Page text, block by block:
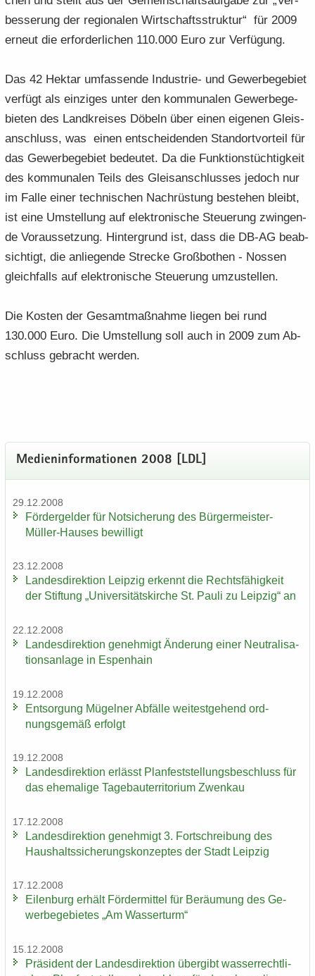
bes­se­rung der re­gio­na­len Wirt­schafts­struk­tur“ für 2009
er­neut die er­for­der­li­chen 110.000 Euro zur Ver­fü­gung.
Das 42 Hekt­ar um­fas­sen­de Industrie-​ und Ge­wer­be­ge­biet
ver­fügt als ein­zi­ges unter den kom­mu­na­len Ge­wer­be­ge­
bie­ten des Land­krei­ses Dö­beln über einen ei­ge­nen Gleis­
an­schluss, was einen ent­schei­den­den Stand­ort­vor­teil für
das Ge­wer­be­ge­biet be­deu­tet. Da die Funk­ti­ons­tüch­tig­keit
des kom­mu­na­len Teils des Gleis­an­schlus­ses je­doch nur
im Falle einer tech­ni­schen Nach­rüs­tung be­stehen bleibt,
ist eine Um­stel­lung auf elek­tro­ni­sche Steue­rung zwin­gen­
de Vor­aus­set­zung. Hin­ter­grund ist, dass die DB-AG be­ab­
sich­tigt, die an­lie­gen­de Stre­cke Groß­bo­then - Nos­sen
gleich­falls auf elek­tro­ni­sche Steue­rung um­zu­stel­len.
Die Kos­ten der Ge­samt­maß­nah­me lie­gen bei rund
130.000 Euro. Die Um­stel­lung soll auch in 2009 zum Ab­
schluss ge­bracht wer­den.
Me­di­en­in­for­ma­tio­nen 2008 [LDL]
29.12.2008
För­der­gel­der für Not­si­che­rung des Bürgermeister-​
Müller-Hauses be­wil­ligt
23.12.2008
Lan­des­di­rek­ti­on Leip­zig er­kennt die Rechts­fä­hig­keit
der Stif­tung „Uni­ver­si­täts­kir­che St. Pauli zu Leip­zig“ an
22.12.2008
Lan­des­di­rek­ti­on ge­neh­migt Än­de­rung einer Neu­tra­li­sa­
ti­ons­an­la­ge in Es­pen­hain
19.12.2008
Ent­sor­gung Mü­gel­ner Ab­fäl­le wei­test­ge­hend ord­
nungs­ge­mäß er­folgt
19.12.2008
Lan­des­di­rek­ti­on er­lässt Plan­fest­stel­lungs­be­schluss für
das ehe­ma­li­ge Ta­ge­bau­ter­ri­to­ri­um Zwenkau
17.12.2008
Lan­des­di­rek­ti­on ge­neh­migt 3. Fort­schrei­bung des
Haus­halts­si­che­rungs­kon­zep­tes der Stadt Leip­zig
17.12.2008
Ei­len­burg er­hält För­der­mit­tel für Be­räu­mung des Ge­
wer­be­ge­bie­tes „Am Was­ser­turm“
15.12.2008
Prä­si­dent der Lan­des­di­rek­ti­on über­gibt was­ser­recht­li­